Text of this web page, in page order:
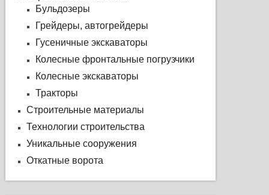
Бульдозеры
Грейдеры, автогрейдеры
Гусеничные экскаваторы
Колесные фронтальные погрузчики
Колесные экскаваторы
Тракторы
Строительные материалы
Технологии строительства
Уникальные сооружения
Откатные ворота